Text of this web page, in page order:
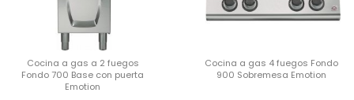
Cocina a gas a 2 fuegos
Fondo 700 Base con puerta
Emotion
Cocina a gas 4 fuegos Fondo
900 Sobremesa Emotion